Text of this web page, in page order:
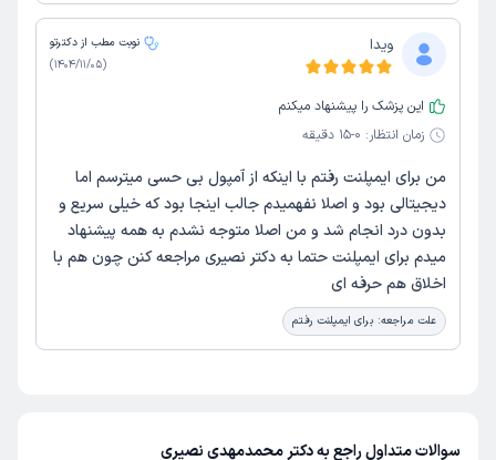
ویدا
نوبت مطب از دکترتو
(
1404/11/05
)
این پزشک را پیشنهاد میکنم
زمان انتظار: 0-15 دقیقه
من برای ایمپلنت رفتم با اینکه از آمپول بی حسی میترسم اما
دیجیتالی بود و اصلا نفهمیدم جالب اینجا بود که خیلی سریع و
بدون درد انجام شد و من اصلا متوجه نشدم به همه پیشنهاد
میدم برای ایمپلنت حتما به دکتر نصیری مراجعه کنن چون هم با
اخلاق هم حرفه ای
علت مراجعه: برای ایمپلنت رفتم
سوالات متداول راجع به دکتر محمدمهدی نصیری